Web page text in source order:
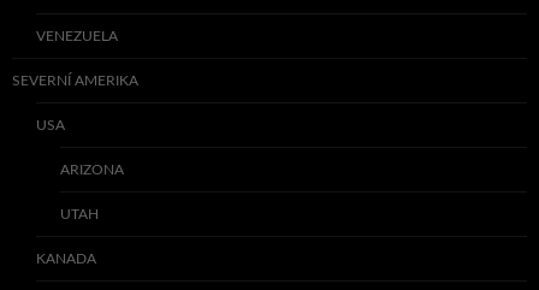
VENEZUELA
SEVERNÍ AMERIKA
USA
ARIZONA
UTAH
KANADA